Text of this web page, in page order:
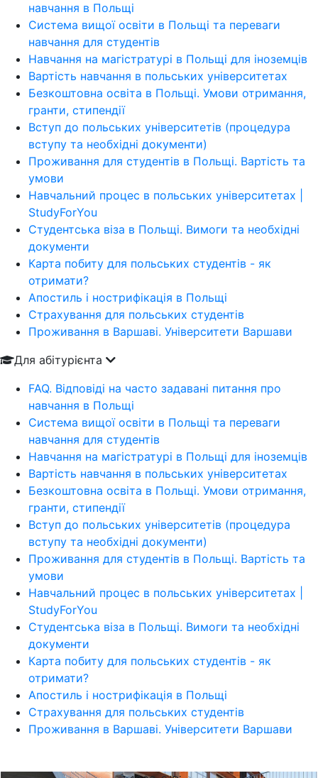
навчання в Польщі
Система вищої освіти в Польщі та переваги
навчання для студентів
Навчання на магістратурі в Польщі для іноземців
Вартість навчання в польських університетах
Безкоштовна освіта в Польщі. Умови отримання,
гранти, стипендії
Вступ до польських університетів (процедура
вступу та необхідні документи)
Проживання для студентів в Польщі. Вартість та
умови
Навчальний процес в польських університетах |
StudyForYou
Студентська віза в Польщі. Вимоги та необхідні
документи
Карта побиту для польських студентів - як
отримати?
Апостиль і нострифікація в Польщі
Страхування для польських студентів
Проживання в Варшаві. Університети Варшави
Для абітурієнта
FAQ. Відповіді на часто задавані питання про
навчання в Польщі
Система вищої освіти в Польщі та переваги
навчання для студентів
Навчання на магістратурі в Польщі для іноземців
Вартість навчання в польських університетах
Безкоштовна освіта в Польщі. Умови отримання,
гранти, стипендії
Вступ до польських університетів (процедура
вступу та необхідні документи)
Проживання для студентів в Польщі. Вартість та
умови
Навчальний процес в польських університетах |
StudyForYou
Студентська віза в Польщі. Вимоги та необхідні
документи
Карта побиту для польських студентів - як
отримати?
Апостиль і нострифікація в Польщі
Страхування для польських студентів
Проживання в Варшаві. Університети Варшави